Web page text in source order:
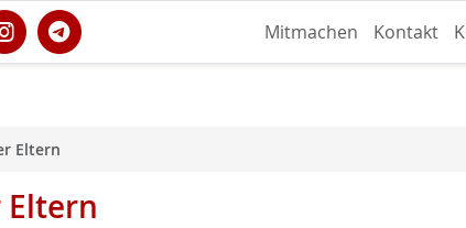
Mitmachen Kontakt
Eltern
Eltern